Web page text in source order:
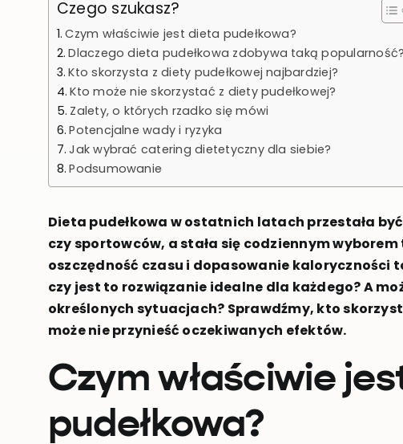
Czego szukasz?
Czym właściwie jest dieta pudełkowa?
Dlaczego dieta pudełkowa zdobywa taką popularność?
Kto skorzysta z diety pudełkowej najbardziej?
Kto może nie skorzystać z diety pudełkowej?
Zalety, o których rzadko się mówi
Potencjalne wady i ryzyka
Jak wybrać catering dietetyczny dla siebie?
Podsumowanie
Dieta pudełkowa w ostatnich latach przestała
czy sportowców, a stała się codziennym
oszczędność czasu i dopasowanie kaloryczności
czy jest to rozwiązanie idealne dla każdego? A
określonych sytuacjach? Sprawdźmy, kto
może nie przynieść oczekiwanych efektów.
Czym właściwie
pudełkowa?